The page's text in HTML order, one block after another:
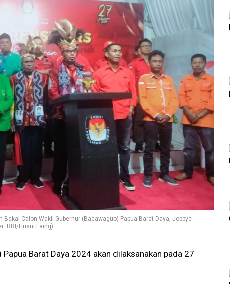
Calon Wakil Gubernur (Bacawagub) Papua Barat Daya, Joppye
RRI/Husni Laing)
Barat Daya 2024 akan dilaksanakan pada 27